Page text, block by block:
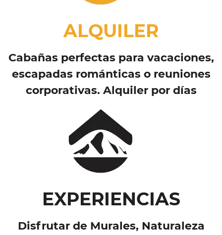
ALQUILER
Cabañas perfectas para vacaciones,
escapadas románticas o reuniones
corporativas. Alquiler por días
EXPERIENCIAS
Disfrutar de Murales, Naturaleza